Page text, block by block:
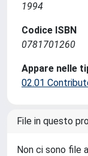
1994
Codice ISBN
0781701260
Appare nelle
02.01
File in questo
Non ci sono file